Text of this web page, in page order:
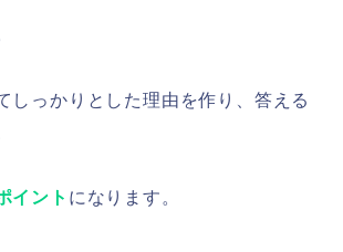
しっかりとした理由を作り、答える
イント になります。